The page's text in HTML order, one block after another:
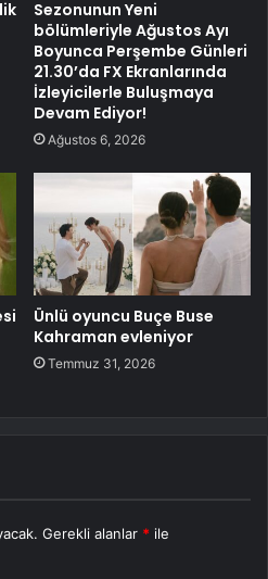
Sezonunun Yeni
bölümleriyle Ağustos Ayı
Boyunca Perşembe Günleri
21.30’da FX Ekranlarında
İzleyicilerle Buluşmaya
Devam Ediyor!
Ağustos 6, 2026
Ünlü oyuncu Buçe Buse
Kahraman evleniyor
Temmuz 31, 2026
Gerekli alanlar * ile